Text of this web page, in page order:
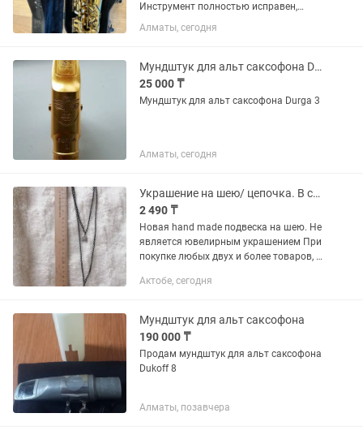
Инструмент полностью исправен,
недавно прошел полное техническое
обслуживание и полностью готов к
Отлично подойдет для: музыкальной...
Алматы, сегодня
Мундштук для альт саксофона Durga 3
25 000 ₸
Мундштук для альт саксофона Durga 3
Алматы, сегодня
Украшение на шею/ цепочка. В стиле готика/ ретро / альт
2 490 ₸
Новая hand made подвеска на шею. Не
является ювелирным украшением При
покупке любых двух и более товаров, с
скидку 10%
Актобе, сегодня
Мундштук для альт саксофона
190 000 ₸
Продам мундштук для альт саксофона
Dukoff 8
Алматы, позавчера